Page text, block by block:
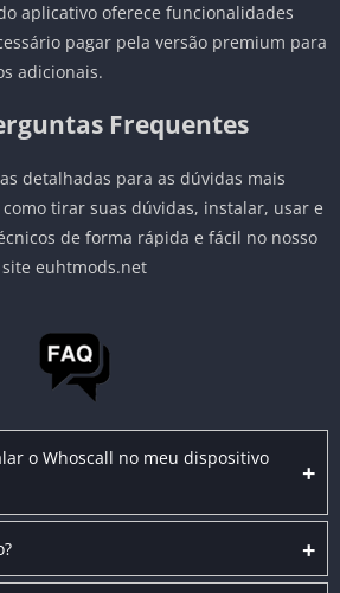
aplicativo oferece funcionalidades
pagar pela versão premium para
adicionais.
Frequentes
detalhadas para as dúvidas mais
tirar suas dúvidas, instalar, usar e
de forma rápida e fácil no nosso
site euhtmods.net
+
o Whoscall no meu dispositivo
+